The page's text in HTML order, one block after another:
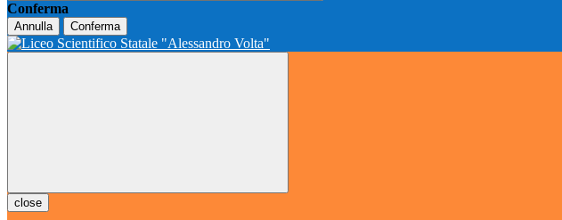
Conferma
Annulla Conferma
close